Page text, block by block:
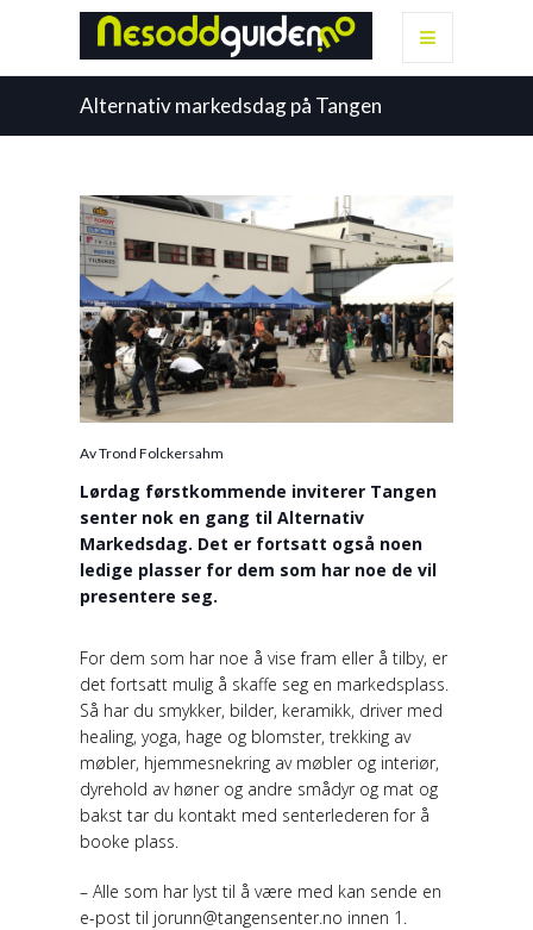
Alternativ markedsdag på Tangen
Av Trond Folckersahm
Lørdag førstkommende inviterer Tangen
senter nok en gang til Alternativ
Markedsdag. Det er fortsatt også noen
ledige plasser for dem som har noe de vil
presentere seg.
For dem som har noe å vise fram eller å tilby, er
det fortsatt mulig å skaffe seg en markedsplass.
Så har du smykker, bilder, keramikk, driver med
healing, yoga, hage og blomster, trekking av
møbler, hjemmesnekring av møbler og interiør,
dyrehold av høner og andre smådyr og mat og
bakst tar du kontakt med senterlederen for å
booke plass.
– Alle som har lyst til å være med kan sende en
e-post til jorunn@tangensenter.no innen 1.